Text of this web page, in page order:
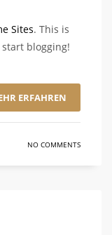
Sites. This is
blogging!
ERFAHREN
NO COMMENTS